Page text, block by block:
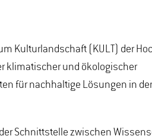
Kulturlandschaft (KULT) der
klimatischer und ökologischer
für nachhaltige Lösungen in der
Schnittstelle zwischen